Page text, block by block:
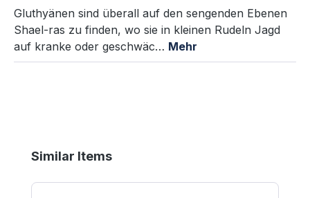
Gluthyänen sind überall auf den sengenden Ebenen
Shael-ras zu finden, wo sie in kleinen Rudeln Jagd
auf kranke oder geschwäc… Mehr
Produktgalerie überspringen
Similar Items